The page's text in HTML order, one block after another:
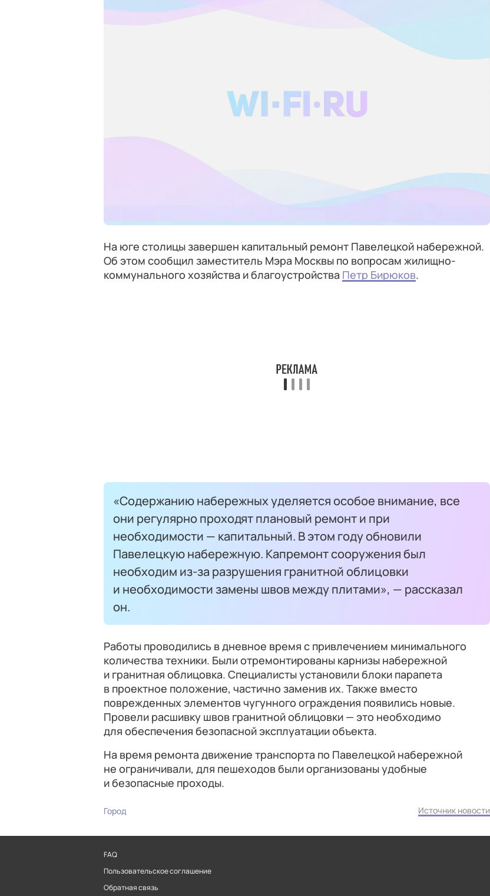
На юге столицы завершен капитальный ремонт Павелецкой набережной.
Об этом сообщил заместитель Мэра Москвы по вопросам жилищно-
коммунального хозяйства и благоустройства Петр Бирюков.
«Содержанию набережных уделяется особое внимание, все
они регулярно проходят плановый ремонт и при
необходимости — капитальный. В этом году обновили
Павелецкую набережную. Капремонт сооружения был
необходим из-за разрушения гранитной облицовки
и необходимости замены швов между плитами», — рассказал
он.
Работы проводились в дневное время с привлечением минимального
количества техники. Были отремонтированы карнизы набережной
и гранитная облицовка. Специалисты установили блоки парапета
в проектное положение, частично заменив их. Также вместо
поврежденных элементов чугунного ограждения появились новые.
Провели расшивку швов гранитной облицовки — это необходимо
для обеспечения безопасной эксплуатации объекта.
На время ремонта движение транспорта по Павелецкой набережной
не ограничивали, для пешеходов были организованы удобные
и безопасные проходы.
Город Источник новости
FAQ
Пользовательское соглашение
Обратная связь